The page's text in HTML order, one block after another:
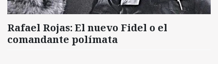
Rafael Rojas: El nuevo Fidel o el
comandante polímata